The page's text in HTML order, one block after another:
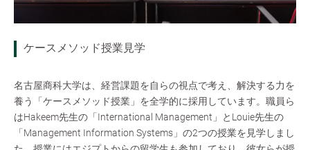
ケースメソッド授業見学
名古屋商科大学は、経営課題を自らの視点で考え、解決する力を
養う「ケースメソッド授業」を全学的に採用しています。職員ら
はHakeem先生の「International Management」とLouie先生の
「Management Information Systems」の2つの授業を見学しまし